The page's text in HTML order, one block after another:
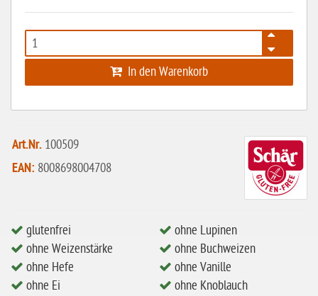
Bio
vegan
ohne Erdnüsse
eiweißarm / PKU
ohne Reis
ohne Mais
ohne Senf
In den Warenkorb
Art.Nr. 100509
EAN: 8008698004708
glutenfrei
ohne Weizenstärke
ohne Hefe
ohne Ei
ohne Lupinen
ohne Buchweizen
ohne Vanille
ohne Knoblauch